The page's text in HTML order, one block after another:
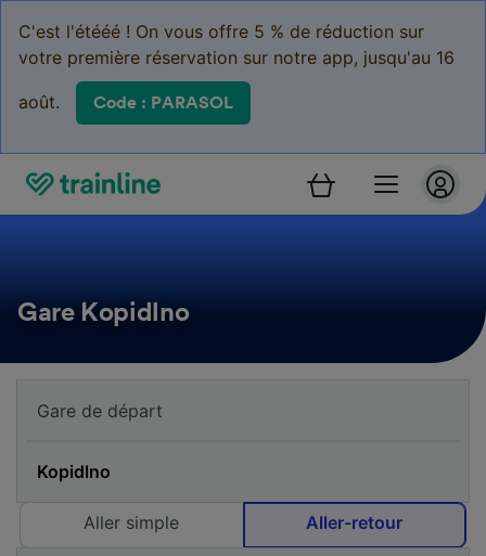
C'est l'étééé ! On vous offre 5 % de réduction sur
votre première réservation sur notre app, jusqu'au 16
août. Code : PARASOL
Gare Kopidlno
Aller simple Aller-retour